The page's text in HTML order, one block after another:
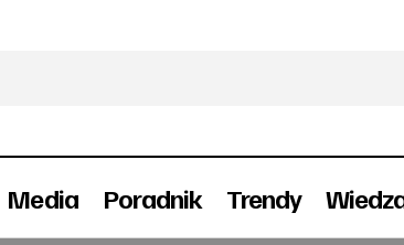
Media Poradnik Trendy